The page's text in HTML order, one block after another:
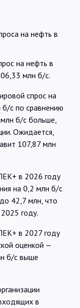
на нефть в
на нефть в
млн б/с.
спрос на
с по сравнению
б/с больше,
Ожидается,
107,87 млн
в 2026 году
на 0,2 млн б/с
42,7 млн, что
году.
в 2027 году
оценкой —
б/с выше
в